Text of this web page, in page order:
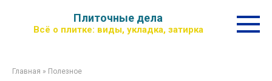
контенту
Плиточные дела
Всё о плитке: виды, укладка, затирка
Главная » Полезное